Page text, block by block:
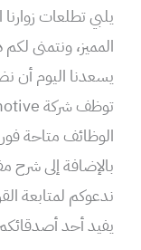
يلبي تطلعات
المميز، ونتمنى
يسعدنا اليوم أن
الوظائف متاحة
بالإضافة إلى
ندعوكم لمتابعة
يفيد أحد